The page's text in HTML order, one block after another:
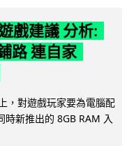
戲建議 分析:
路 連自家
，對遊戲玩家要為電腦配
時新推出的 8GB RAM 入